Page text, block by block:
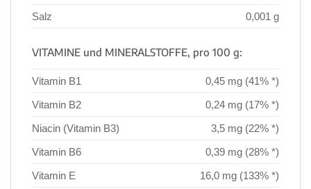
Salz
0,001 g
VITAMINE und MINERALSTOFFE, pro 100 g:
Vitamin B1
0,45 mg (41% *)
Vitamin B2
0,24 mg (17% *)
Niacin (Vitamin B3)
3,5 mg (22% *)
Vitamin B6
0,39 mg (28% *)
Vitamin E
16,0 mg (133% *)